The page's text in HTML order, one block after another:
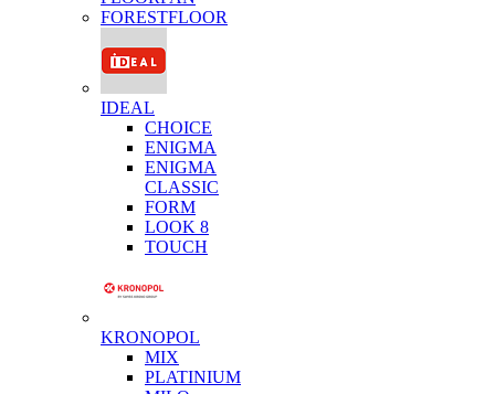
FORESTFLOOR
IDEAL
CHOICE
ENIGMA
ENIGMA
CLASSIC
FORM
LOOK 8
TOUCH
KRONOPOL
MIX
PLATINIUM